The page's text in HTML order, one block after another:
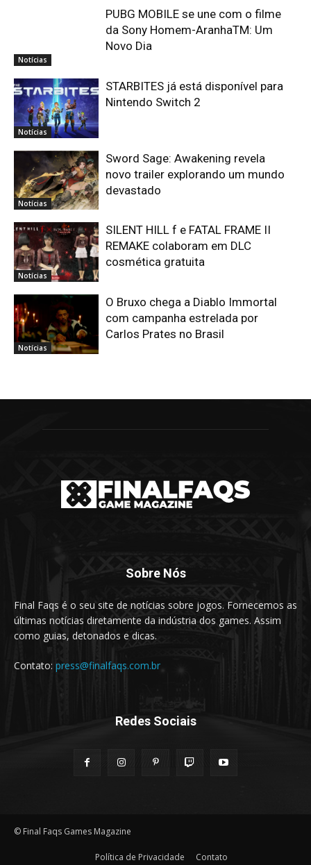
Notícias
PUBG MOBILE se une com o filme
da Sony Homem-AranhaTM: Um
Novo Dia
Notícias
STARBITES já está disponível para
Nintendo Switch 2
Notícias
Sword Sage: Awakening revela
novo trailer explorando um mundo
devastado
Notícias
SILENT HILL f e FATAL FRAME II
REMAKE colaboram em DLC
cosmética gratuita
Notícias
O Bruxo chega a Diablo Immortal
com campanha estrelada por
Carlos Prates no Brasil
Sobre Nós
Final Faqs é o seu site de notícias sobre jogos. Fornecemos as
últimas notícias diretamente da indústria dos games. Assim
como guias, detonados e dicas.
Contato: press@finalfaqs.com.br
Redes Sociais
© Final Faqs Games Magazine
Política de Privacidade Contato